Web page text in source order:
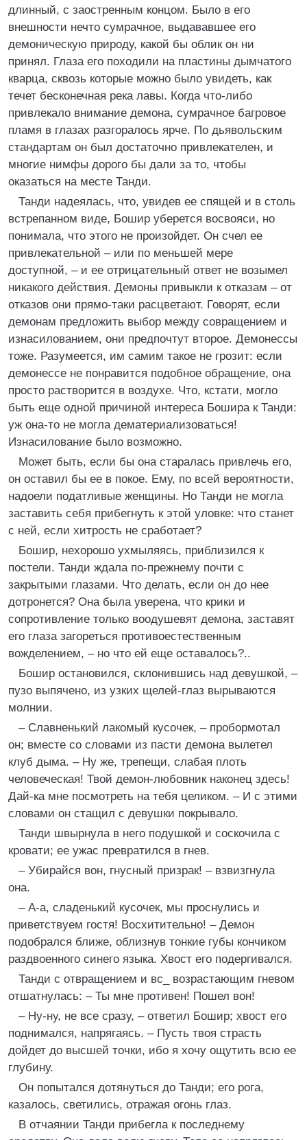
длинный, с заостренным концом. Было в его
внешности нечто сумрачное, выдававшее его
демоническую природу, какой бы облик он ни
принял. Глаза его походили на пластины дымчатого
кварца, сквозь которые можно было увидеть, как
течет бесконечная река лавы. Когда что-либо
привлекало внимание демона, сумрачное багровое
пламя в глазах разгоралось ярче. По дьявольским
стандартам он был достаточно привлекателен, и
многие нимфы дорого бы дали за то, чтобы
оказаться на месте Танди.
Танди надеялась, что, увидев ее спящей и в столь
встрепанном виде, Бошир уберется восвояси, но
понимала, что этого не произойдет. Он счел ее
привлекательной – или по меньшей мере
доступной, – и ее отрицательный ответ не возымел
никакого действия. Демоны привыкли к отказам – от
отказов они прямо-таки расцветают. Говорят, если
демонам предложить выбор между совращением и
изнасилованием, они предпочтут второе. Демонессы
тоже. Разумеется, им самим такое не грозит: если
демонессе не понравится подобное обращение, она
просто растворится в воздухе. Что, кстати, могло
быть еще одной причиной интереса Бошира к Танди:
уж она-то не могла дематериализоваться!
Изнасилование было возможно.
Может быть, если бы она старалась привлечь его,
он оставил бы ее в покое. Ему, по всей вероятности,
надоели податливые женщины. Но Танди не могла
заставить себя прибегнуть к этой уловке: что станет
с ней, если хитрость не сработает?
Бошир, нехорошо ухмыляясь, приблизился к
постели. Танди ждала по-прежнему почти с
закрытыми глазами. Что делать, если он до нее
дотронется? Она была уверена, что крики и
сопротивление только воодушевят демона, заставят
его глаза загореться противоестественным
вожделением, – но что ей еще оставалось?..
Бошир остановился, склонившись над девушкой, –
пузо выпячено, из узких щелей-глаз вырываются
молнии.
– Славненький лакомый кусочек, – пробормотал
он; вместе со словами из пасти демона вылетел
клуб дыма. – Ну же, трепещи, слабая плоть
человеческая! Твой демон-любовник наконец здесь!
Дай-ка мне посмотреть на тебя целиком. – И с этими
словами он стащил с девушки покрывало.
Танди швырнула в него подушкой и соскочила с
кровати; ее ужас превратился в гнев.
– Убирайся вон, гнусный призрак! – взвизгнула
она.
– А-а, сладенький кусочек, мы проснулись и
приветствуем гостя! Восхитительно! – Демон
подобрался ближе, облизнув тонкие губы кончиком
раздвоенного синего языка. Хвост его подергивался.
Танди с отвращением и вс_ возрастающим гневом
отшатнулась: – Ты мне противен! Пошел вон!
– Ну-ну, не все сразу, – ответил Бошир; хвост его
поднимался, напрягаясь. – Пусть твоя страсть
дойдет до высшей точки, ибо я хочу ощутить всю ее
глубину.
Он попытался дотянуться до Танди; его рога,
казалось, светились, отражая огонь глаз.
В отчаянии Танди прибегла к последнему